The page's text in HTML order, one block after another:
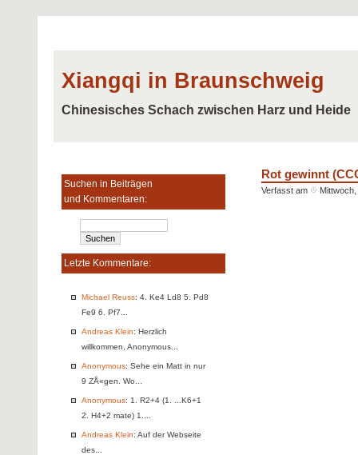
Xiangqi in Braunschweig
Chinesisches Schach zwischen Harz und Heide
Suchen in Beiträgen
und Kommentaren:
Letzte Kommentare:
Michael Reuss: 4. Ke4 Ld8 5. Pd8
Fe9 6. Pf7...
Andreas Klein: Herzlich
willkommen, Anonymous...
Anonymous: Sehe ein Matt in nur
9 ZÅ«gen. Wo...
Anonymous: 1. R2+4 (1. ...K6+1
2. H4+2 mate) 1....
Andreas Klein: Auf der Webseite
des...
Rot gewinnt
Verfasst am